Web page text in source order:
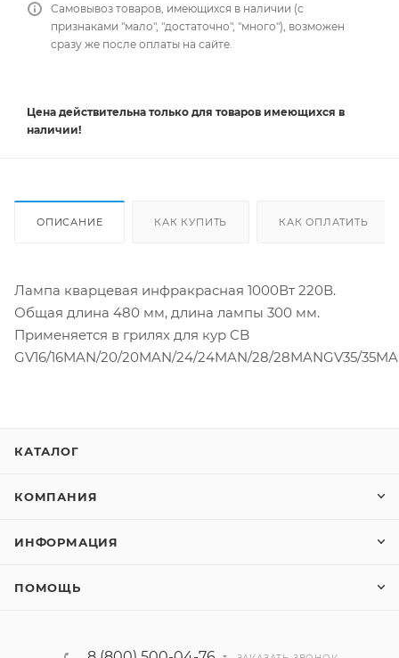
Самовывоз товаров, имеющихся в наличии (с
признаками "мало", "достаточно", "много"), возможен
сразу же после оплаты на сайте.
Цена действительна только для товаров имеющихся в
наличии!
ОПИСАНИЕ КАК КУПИТЬ КАК ОПЛАТИТЬ
Лампа кварцевая инфракрасная 1000Вт 220В.
Общая длина 480 мм, длина лампы 300 мм.
Применяется в грилях для кур CB
GV16/16MAN/20/20MAN/24/24MAN/28/28MANGV35/
КАТАЛОГ
КОМПАНИЯ
ИНФОРМАЦИЯ
ПОМОЩЬ